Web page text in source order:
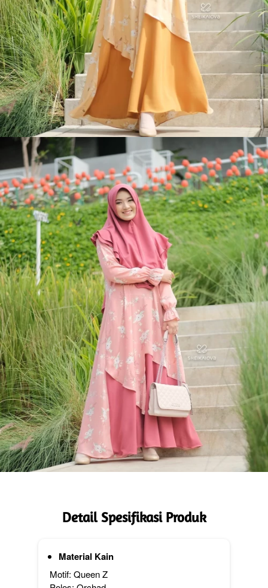
Detail Spesifikasi Produk
Material Kain
Motif: Queen Z